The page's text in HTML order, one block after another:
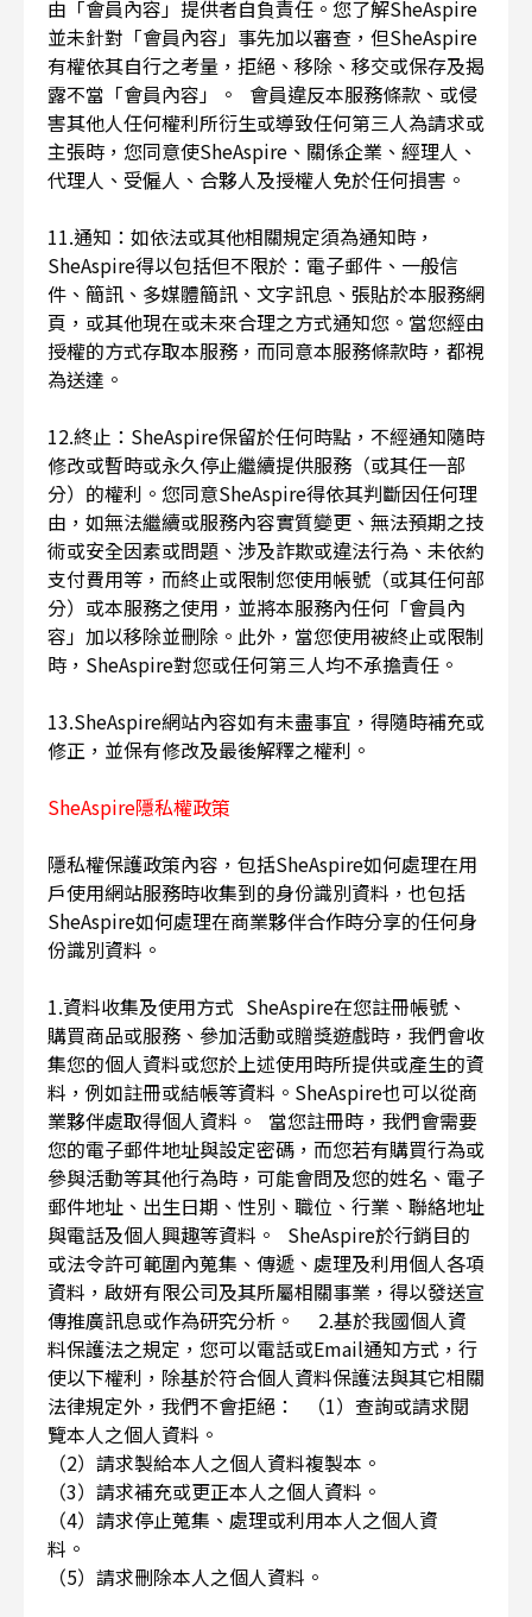
由「會員內容」提供者自負責任。您了解SheAspire
並未針對「會員內容」事先加以審查，但SheAspire
有權依其自行之考量，拒絕、移除、移交或保存及揭
露不當「會員內容」。 會員違反本服務條款、或侵
害其他人任何權利所衍生或導致任何第三人為請求或
主張時，您同意使SheAspire、關係企業、經理人、
代理人、受僱人、合夥人及授權人免於任何損害。
11.通知：如依法或其他相關規定須為通知時，
SheAspire得以包括但不限於：電子郵件、一般信
件、簡訊、多媒體簡訊、文字訊息、張貼於本服務網
頁，或其他現在或未來合理之方式通知您。當您經由
授權的方式存取本服務，而同意本服務條款時，都視
為送達。
12.終止：SheAspire保留於任何時點，不經通知隨時
修改或暫時或永久停止繼續提供服務（或其任一部
分）的權利。您同意SheAspire得依其判斷因任何理
由，如無法繼續或服務內容實質變更、無法預期之技
術或安全因素或問題、涉及詐欺或違法行為、未依約
支付費用等，而終止或限制您使用帳號（或其任何部
分）或本服務之使用，並將本服務內任何「會員內
容」加以移除並刪除。此外，當您使用被終止或限制
時，SheAspire對您或任何第三人均不承擔責任。
13.SheAspire網站內容如有未盡事宜，得隨時補充或
修正，並保有修改及最後解釋之權利。
SheAspire隱私權政策
隱私權保護政策內容，包括SheAspire如何處理在用
戶使用網站服務時收集到的身份識別資料，也包括
SheAspire如何處理在商業夥伴合作時分享的任何身
份識別資料。
1.資料收集及使用方式 SheAspire在您註冊帳號、
購買商品或服務、參加活動或贈獎遊戲時，我們會收
集您的個人資料或您於上述使用時所提供或產生的資
料，例如註冊或結帳等資料。SheAspire也可以從商
業夥伴處取得個人資料。 當您註冊時，我們會需要
您的電子郵件地址與設定密碼，而您若有購買行為或
參與活動等其他行為時，可能會問及您的姓名、電子
郵件地址、出生日期、性別、職位、行業、聯絡地址
與電話及個人興趣等資料。 SheAspire於行銷目的
或法令許可範圍內蒐集、傳遞、處理及利用個人各項
資料，啟妍有限公司及其所屬相關事業，得以發送宣
傳推廣訊息或作為研究分析。 2.基於我國個人資
料保護法之規定，您可以電話或Email通知方式，行
使以下權利，除基於符合個人資料保護法與其它相關
法律規定外，我們不會拒絕： （1）查詢或請求閱
覽本人之個人資料。
（2）請求製給本人之個人資料複製本。
（3）請求補充或更正本人之個人資料。
（4）請求停止蒐集、處理或利用本人之個人資
料。
（5）請求刪除本人之個人資料。